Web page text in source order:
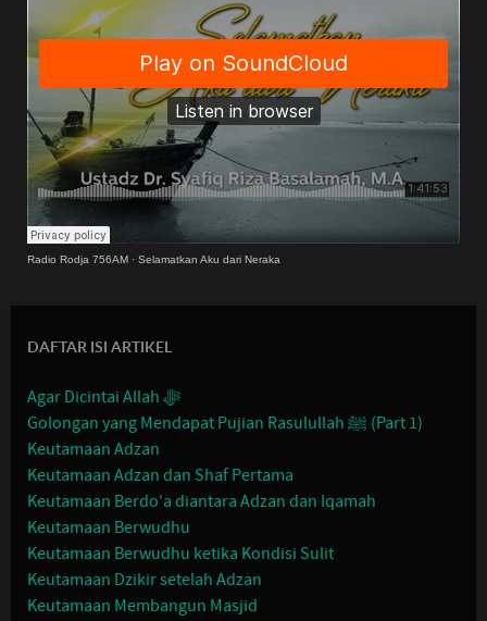
Radio Rodja 756AM · Selamatkan Aku dari Neraka
DAFTAR ISI ARTIKEL
Agar Dicintai Allah ﷻ
Golongan yang Mendapat Pujian Rasulullah ﷺ (Part 1)
Keutamaan Adzan
Keutamaan Adzan dan Shaf Pertama
Keutamaan Berdo'a diantara Adzan dan Iqamah
Keutamaan Berwudhu
Keutamaan Berwudhu ketika Kondisi Sulit
Keutamaan Dzikir setelah Adzan
Keutamaan Membangun Masjid